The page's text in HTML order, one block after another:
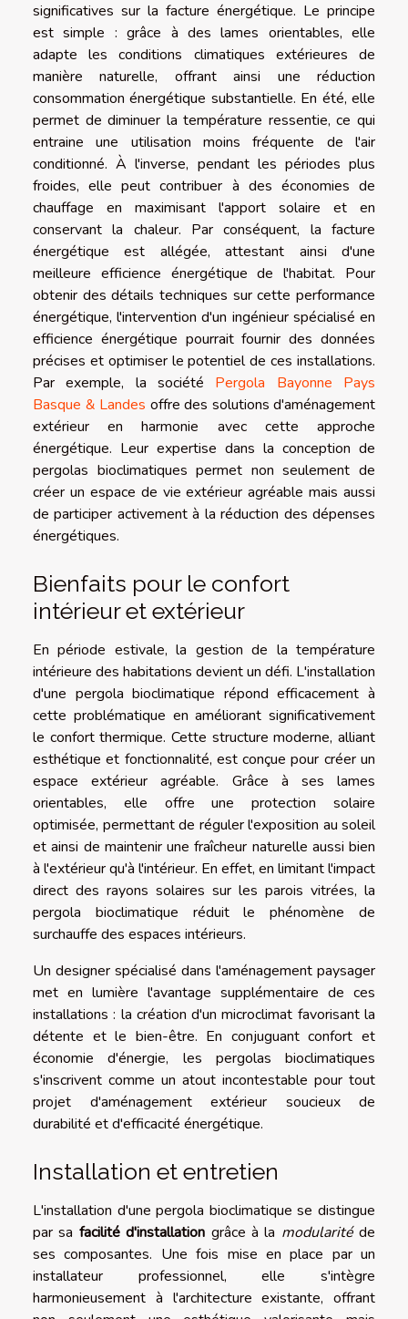
significatives sur la facture énergétique. Le principe
est simple : grâce à des lames orientables, elle
adapte les conditions climatiques extérieures de
manière naturelle, offrant ainsi une réduction
consommation énergétique substantielle. En été, elle
permet de diminuer la température ressentie, ce qui
entraine une utilisation moins fréquente de l'air
conditionné. À l'inverse, pendant les périodes plus
froides, elle peut contribuer à des économies de
chauffage en maximisant l'apport solaire et en
conservant la chaleur. Par conséquent, la facture
énergétique est allégée, attestant ainsi d'une
meilleure efficience énergétique de l'habitat. Pour
obtenir des détails techniques sur cette performance
énergétique, l'intervention d'un ingénieur spécialisé en
efficience énergétique pourrait fournir des données
précises et optimiser le potentiel de ces installations.
Par exemple, la société Pergola Bayonne Pays
Basque & Landes offre des solutions d'aménagement
extérieur en harmonie avec cette approche
énergétique. Leur expertise dans la conception de
pergolas bioclimatiques permet non seulement de
créer un espace de vie extérieur agréable mais aussi
de participer activement à la réduction des dépenses
énergétiques.
Bienfaits pour le confort
intérieur et extérieur
En période estivale, la gestion de la température
intérieure des habitations devient un défi. L'installation
d'une pergola bioclimatique répond efficacement à
cette problématique en améliorant significativement
le confort thermique. Cette structure moderne, alliant
esthétique et fonctionnalité, est conçue pour créer un
espace extérieur agréable. Grâce à ses lames
orientables, elle offre une protection solaire
optimisée, permettant de réguler l'exposition au soleil
et ainsi de maintenir une fraîcheur naturelle aussi bien
à l'extérieur qu'à l'intérieur. En effet, en limitant l'impact
direct des rayons solaires sur les parois vitrées, la
pergola bioclimatique réduit le phénomène de
surchauffe des espaces intérieurs.
Un designer spécialisé dans l'aménagement paysager
met en lumière l'avantage supplémentaire de ces
installations : la création d'un microclimat favorisant la
détente et le bien-être. En conjuguant confort et
économie d'énergie, les pergolas bioclimatiques
s'inscrivent comme un atout incontestable pour tout
projet d'aménagement extérieur soucieux de
durabilité et d'efficacité énergétique.
Installation et entretien
L'installation d'une pergola bioclimatique se distingue
par sa facilité d'installation grâce à la modularitéde
ses composantes. Une fois mise en place par un
installateur professionnel, elle s'intègre
harmonieusement à l'architecture existante, offrant